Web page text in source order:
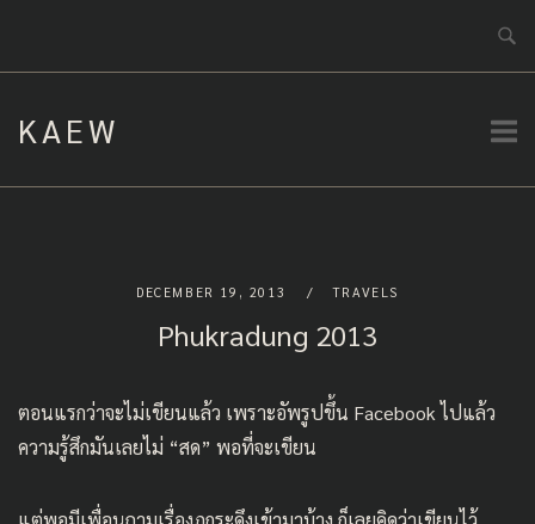
KAEW
DECEMBER 19, 2013 TRAVELS
Phukradung 2013
ตอนแรกว่าจะไม่เขียนแล้ว เพราะอัพรูปขึ้น Facebook ไปแล้ว
ความรู้สึกมันเลยไม่ “สด” พอที่จะเขียน